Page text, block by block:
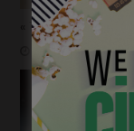
« 1985 »: 5mn
janvier 19, 2023